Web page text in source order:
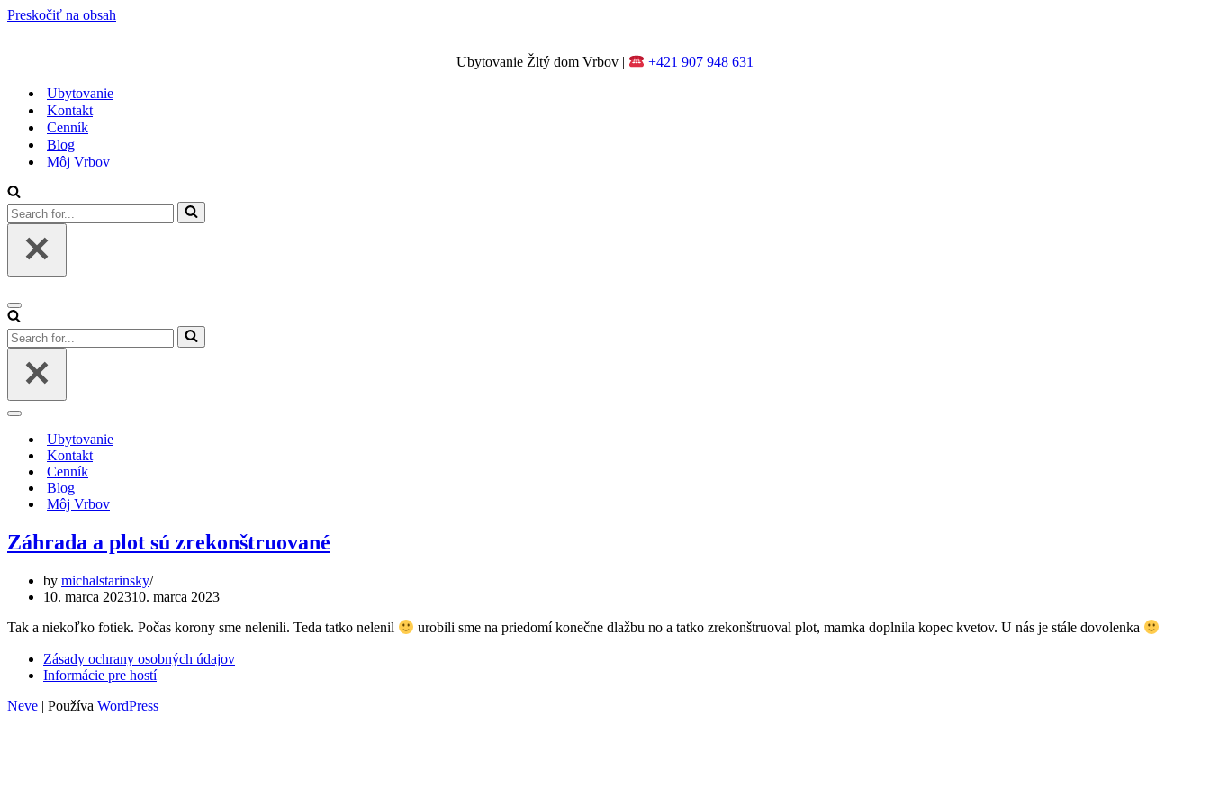
Preskočiť na obsah
Ubytovanie Žltý dom Vrbov | +421 907 948 631
Ubytovanie
Kontakt
Cenník
Blog
Môj Vrbov
Search
for...
Menu
navigácie
Search
for...
Menu
navigácieUbytovanie
Kontakt
Cenník
Blog
Môj Vrbov
Záhrada a plot sú zrekonštruované
by michalstarinsky
10. marca 202310. marca 2023
Tak a niekoľko fotiek. Počas korony sme nelenili. Teda tatko nelenil
urobili sme na priedomí konečne dlažbu no a tatko zrekonštruoval plot, mamka doplnila kopec kvetov. U nás je stále dovolenka
Zásady ochrany osobných údajov
Informácie pre hostí
Neve | Používa WordPress